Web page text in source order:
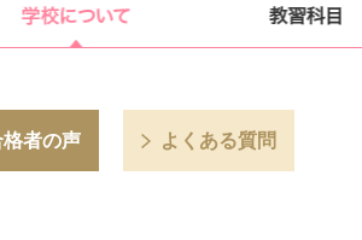
格者の声 よくある質問